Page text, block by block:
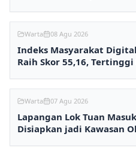
Warta 08 Agu 2026
Indeks Masyarakat
Raih Skor 55,16,
Warta 07 Agu 2026
Lapangan Lok Tuan
Disiapkan jadi Kawasan